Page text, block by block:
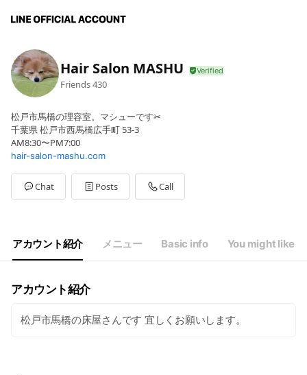
Hair Salon MASHU
Friends430
松戸市馬橋の理容室。マシューです✂
千葉県 松戸市西馬橋広手町 53-3
AM8:30〜PM7:00
hair-salon-mashu.com
Chat Posts Call
アカウント紹介 メニュー Basic info You might like
アカウント紹介
松戸市馬橋の床屋さんです 宜しくお願いします。